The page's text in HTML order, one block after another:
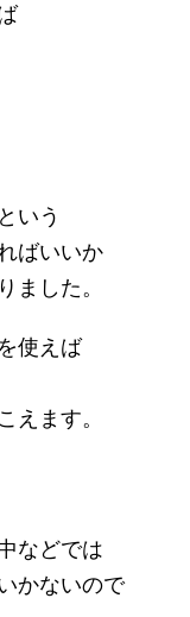
いう
ばいいか
ました。
使えば
えます。
などでは
かないので